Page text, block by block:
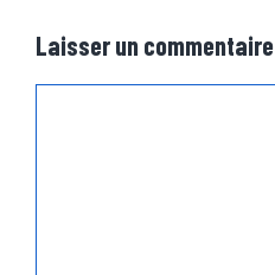
Laisser un commentaire